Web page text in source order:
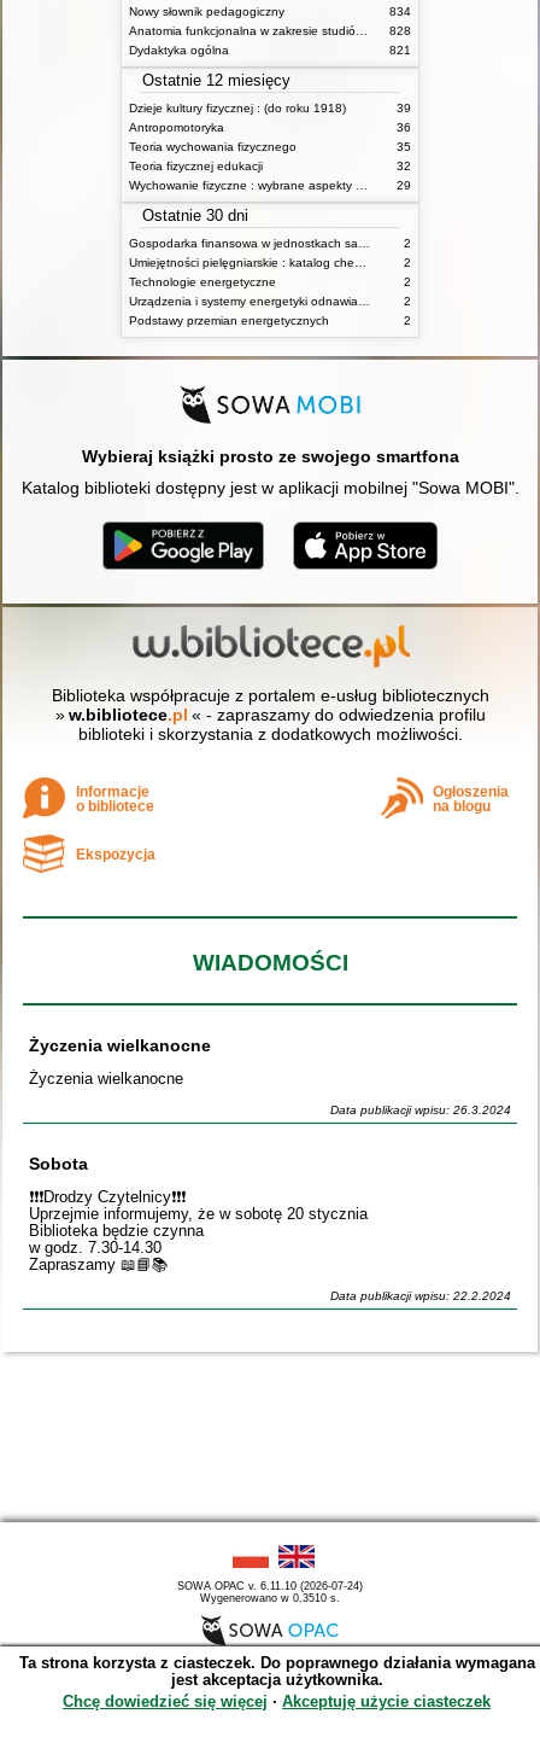
Nowy słownik pedagogiczny
834
828
Dydaktyka ogólna
821
Ostatnie 12 miesięcy
Dzieje kultury fizycznej : (do roku 1918)
39
Antropomotoryka
36
Teoria wychowania fizycznego
35
Teoria fizycznej edukacji
32
29
Ostatnie 30 dni
2
2
Technologie energetyczne
2
2
Podstawy przemian energetycznych
2
Wybieraj książki prosto ze swojego smartfona
Katalog biblioteki dostępny jest w aplikacji mobilnej "Sowa MOBI".
Biblioteka współpracuje z portalem e-usług bibliotecznych
» w.bibliotece.pl « - zapraszamy do odwiedzenia profilu
biblioteki i skorzystania z dodatkowych możliwości.
Informacje
o bibliotece
Ogłoszenia
na blogu
Ekspozycja
WIADOMOŚCI
Życzenia wielkanocne
Życzenia wielkanocne
Data publikacji wpisu: 26.3.2024
Sobota
❗️❗️❗️Drodzy Czytelnicy❗️❗️❗️
Uprzejmie informujemy, że w sobotę 20 stycznia
Biblioteka będzie czynna
w godz. 7.30-14.30
Zapraszamy 📖📘📚
Data publikacji wpisu: 22.2.2024
SOWA OPAC v. 6.11.10 (2026-07-24)
Wygenerowano w 0,3510 s.
Ta strona korzysta z ciasteczek. Do poprawnego działania wymagana
jest akceptacja użytkownika.
Chcę dowiedzieć się więcej ∙ Akceptuję użycie ciasteczek